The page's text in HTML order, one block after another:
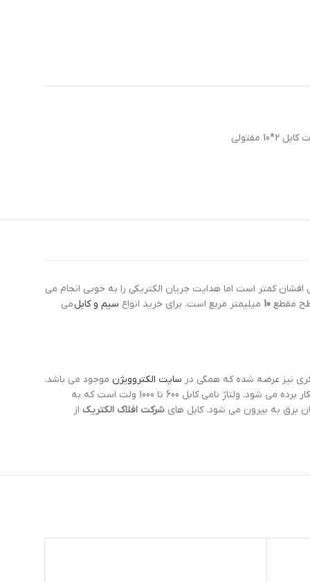
2*10 مفتولی
کمتر است اما هدایت جریان الکتریکی را به خوبی انجام می
مقطع 10 میلیمتر مربع است. برای خرید انواع سیم و کابلمی
نیز عرضه شده که همگی در سایت الکتروویژن موجود می باشد.
نوع هادی بکار رفته شده در آن از مس کلاس 2 بوده که میزان مقاومت بالا و خمش کمی داشته و برای استفاده در محیط هایی که نیاز به مقاومت زیاد دارد، بکار برده می شود. ولتاژ نامی کابل 600 تا 1000 ولت است که به
شرکت افلاک الکتریک از